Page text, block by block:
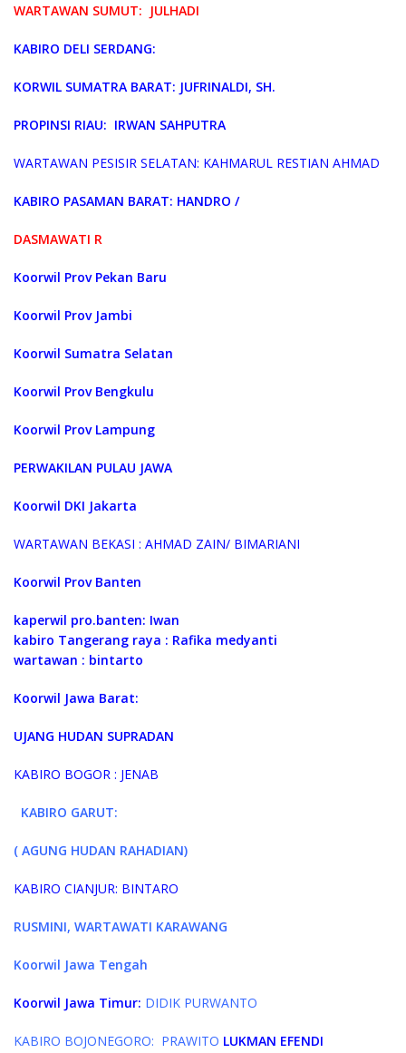
WARTAWAN SUMUT: JULHADI
KABIRO DELI SERDANG:
KORWIL SUMATRA BARAT: JUFRINALDI, SH.
PROPINSI RIAU: IRWAN SAHPUTRA
WARTAWAN PESISIR SELATAN: KAHMARUL RESTIAN AHMAD
KABIRO PASAMAN BARAT: HANDRO /
DASMAWATI R
Koorwil Prov Pekan Baru
Koorwil Prov Jambi
Koorwil Sumatra Selatan
Koorwil Prov Bengkulu
Koorwil Prov Lampung
PERWAKILAN PULAU JAWA
Koorwil DKI Jakarta
WARTAWAN BEKASI : AHMAD ZAIN/ BIMARIANI
Koorwil Prov Banten
kaperwil pro.banten: Iwan
kabiro Tangerang raya : Rafika medyanti
wartawan : bintarto
Koorwil Jawa Barat:
UJANG HUDAN SUPRADAN
KABIRO BOGOR : JENAB
KABIRO GARUT:
( AGUNG HUDAN RAHADIAN)
KABIRO CIANJUR: BINTARO
RUSMINI, WARTAWATI KARAWANG
Koorwil Jawa Tengah
Koorwil Jawa Timur: DIDIK PURWANTO
KABIRO BOJONEGORO: PRAWITO LUKMAN EFENDI